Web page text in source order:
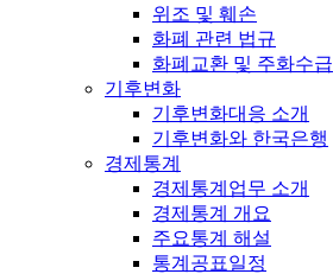
위조 및 훼손
화폐 관련 법규
화폐교환 및 주화수급
기후변화
기후변화대응 소개
기후변화와 한국은행
경제통계
경제통계업무 소개
경제통계 개요
주요통계 해설
통계공표일정